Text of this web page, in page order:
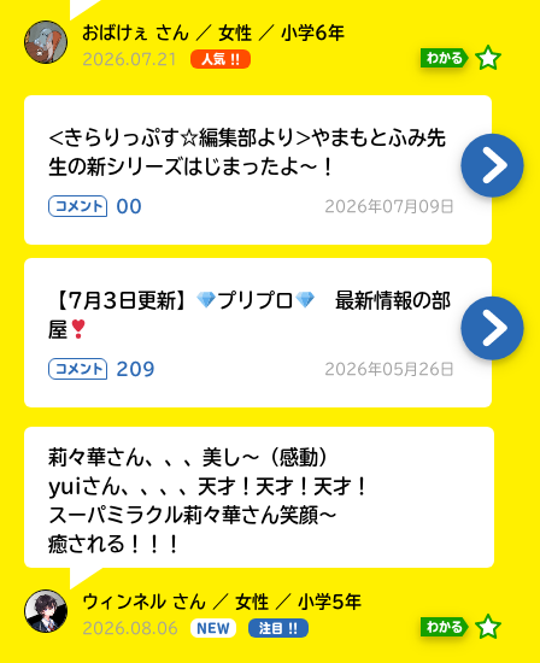
おばけぇ さん ／ 女性 ／ 小学6年
2026.07.21 人気 !! わかる
<きらりっぷす☆編集部より>やまもとふみ先
生の新シリーズはじまったよ～！
コメント 00 2026年07月09日
【7月3日更新】 プリプロ
最新情報の部
屋
コメント 209 2026年05月26日
莉々華さん、、、美し〜（感動）
yuiさん、、、、天才！天才！天才！
スーパミラクル莉々華さん笑顔〜
癒される！！！
ウィンネル さん ／ 女性 ／ 小学5年
2026.08.06 NEW 注目 !! わかる
る